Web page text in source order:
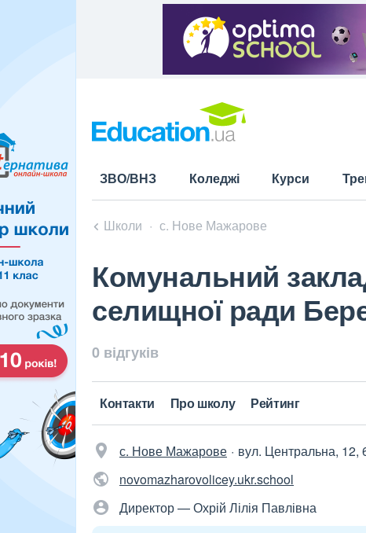
ЗВО/ВНЗ Коледжі Курси
Школи с. Нове Мажарове
Комунальний
селищної ради
0 відгуків
Контакти Про школу Рейтинг
с. Нове Мажарове вул. Центральна, 12,
novomazharovolicey.ukr.school
Директор — Охрій Лілія Павлівна